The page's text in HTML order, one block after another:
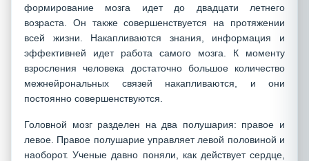
формирование мозга идет до двадцати летнего
возраста. Он также совершенствуется на протяжении
всей жизни. Накапливаются знания, информация и
эффективней идет работа самого мозга. К моменту
взросления человека достаточно большое количество
межнейрональных связей накапливаются, и они
постоянно совершенствуются.
Головной мозг разделен на два полушария: правое и
левое. Правое полушарие управляет левой половиной и
наоборот. Ученые давно поняли, как действует сердце,